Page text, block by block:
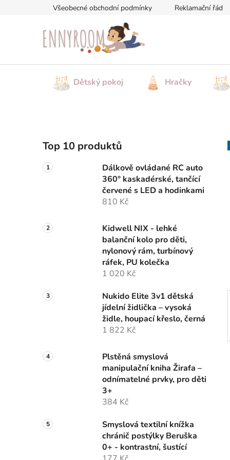
Všeobecné obchodní podmínky Reklamační řád
Dětský pokoj Hračky
o
s
t
n
e
Top 10 produktů
Dálkově ovládané RC auto
360° kaskadérské, tančící
červené s LED a hodinkami
810 Kč
Kidwell NIX - lehké
balanční kolo pro děti,
nylonový rám, turbínový
ráfek, PU kolečka
1 020 Kč
Nukido Elite 3v1 dětská
jídelní židlička – vysoká
židle, houpací křeslo, černá
1 822 Kč
Plstěná smyslová
manipulační kniha Žirafa –
odnímatelné prvky, pro děti
3+
384 Kč
Smyslová textilní knížka
chránič postýlky Beruška
0+ - kontrastní, šustící